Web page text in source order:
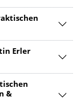
Erler
&